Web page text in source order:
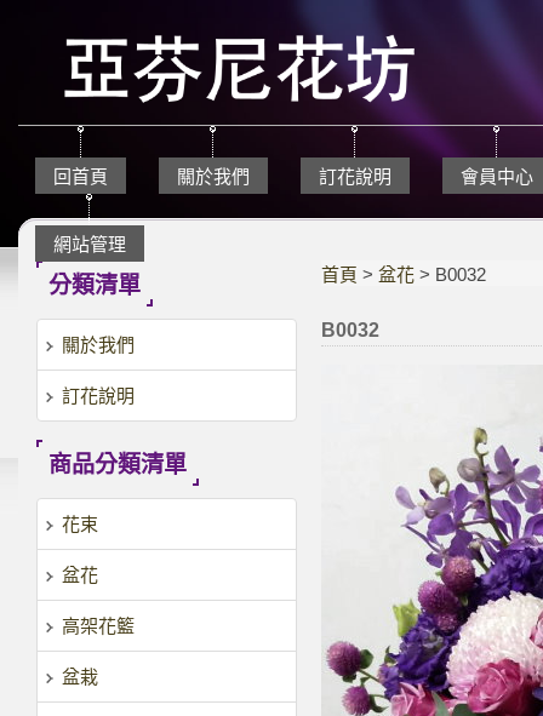
回首頁 關於我們 訂花說明 會員中心
網站管理
分類清單
關於我們
訂花說明
商品分類清單
花束
盆花
高架花籃
盆栽
首頁 >盆花 > B0032
B0032